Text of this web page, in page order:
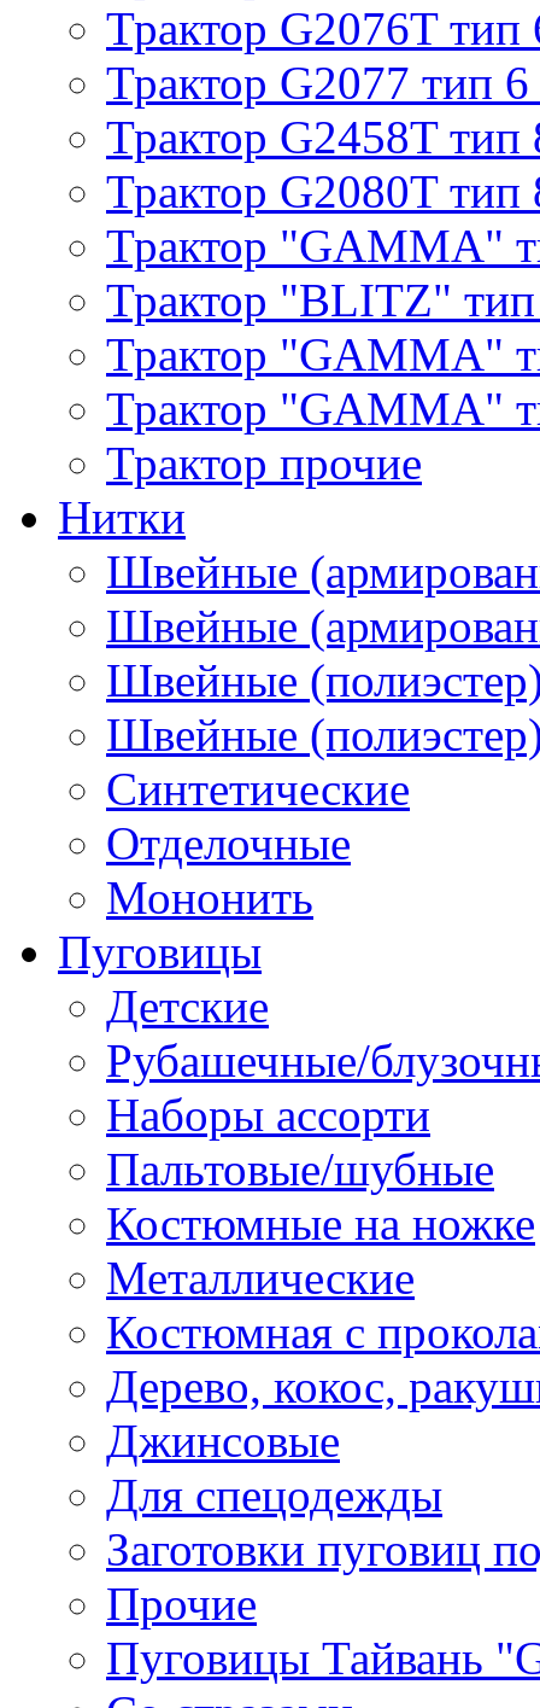
Трактор G2076T тип
Трактор G2077 тип 6
Трактор G2458T тип
Трактор G2080T тип
Трактор "GAMMA"
Трактор "BLITZ"
Трактор "GAMMA"
Трактор "GAMMA"
Трактор прочие
Нитки
Швейные
Швейные
Швейные
Швейные
Синтетические
Отделочные
Мононить
Пуговицы
Детские
Рубашечные/
Наборы ассорти
Пальтовые/шубные
Костюмные на ножке
Металлические
Костюмная с
Дерево, кокос,
Джинсовые
Для спецодежды
Заготовки пуговиц
Прочие
Пуговицы Тайвань